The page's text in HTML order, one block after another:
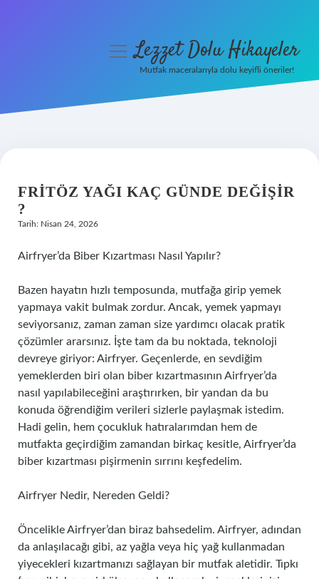
Hakkımızda
menüyüLezzet Dolu Hikayeler
Mutfak maceralarıyla dolu keyifli öneriler!
FRITÖZ YAĞI KAÇ GÜNDE DEĞIŞIR
?
Tarih: Nisan 24, 2026
Airfryer’da Biber Kızartması Nasıl Yapılır?
Bazen hayatın hızlı temposunda, mutfağa girip yemek
yapmaya vakit bulmak zordur. Ancak, yemek yapmayı
seviyorsanız, zaman zaman size yardımcı olacak pratik
çözümler ararsınız. İşte tam da bu noktada, teknoloji
devreye giriyor: Airfryer. Geçenlerde, en sevdiğim
yemeklerden biri olan biber kızartmasının Airfryer’da
nasıl yapılabileceğini araştırırken, bir yandan da bu
konuda öğrendiğim verileri sizlerle paylaşmak istedim.
Hadi gelin, hem çocukluk hatıralarımdan hem de
mutfakta geçirdiğim zamandan birkaç kesitle, Airfryer’da
biber kızartması pişirmenin sırrını keşfedelim.
Airfryer Nedir, Nereden Geldi?
Öncelikle Airfryer’dan biraz bahsedelim. Airfryer, adından
da anlaşılacağı gibi, az yağla veya hiç yağ kullanmadan
yiyecekleri kızartmanızı sağlayan bir mutfak aletidir. Tıpkı